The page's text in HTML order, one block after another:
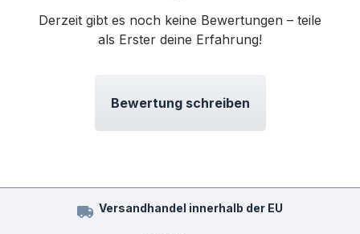
Derzeit gibt es noch keine Bewertungen – teile
als Erster deine Erfahrung!
Bewertung schreiben
Versandhandel innerhalb der EU